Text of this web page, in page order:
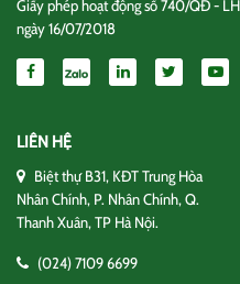
Giấy phép hoạt động số 740/QĐ -
ngày 16/07/2018
LIÊN HỆ
Biệt thự B31, KĐT Trung Hòa
Nhân Chính, P. Nhân Chính, Q.
Thanh Xuân, TP Hà Nội.
(024) 7109 6699